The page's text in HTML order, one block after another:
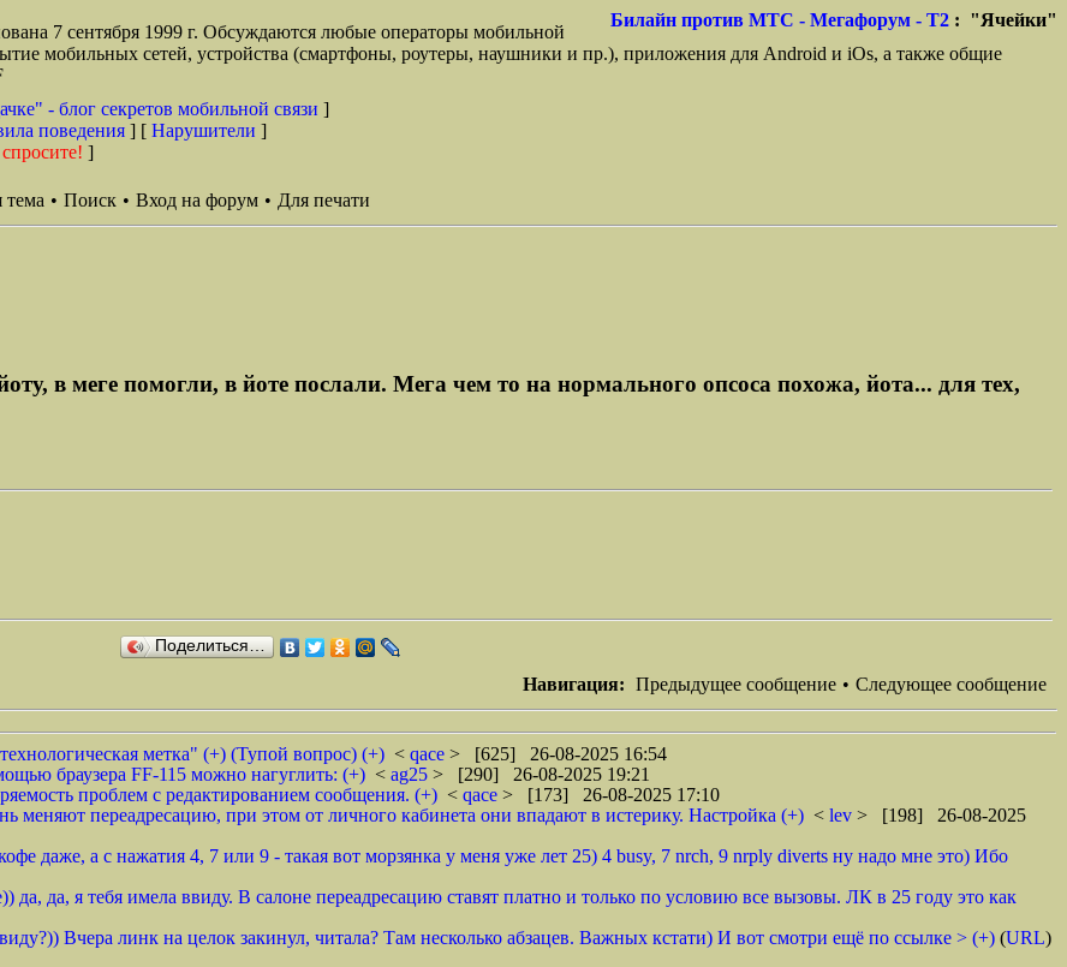
Билайн против МТС - Мегафорум - T2 : "Ячейки"
7 сентября 1999 г. Обсуждаются любые операторы мобильной
мобильных сетей, устройства (смартфоны, роутеры, наушники и пр.), приложения для Android и iOs, а также общие
- блог секретов мобильной связи ]
поведения ] [ Нарушители ]
]
тема • Поиск • Вход на форум • Для печати
в меге помогли, в йоте послали. Мега чем то на нормального опсоса похожа, йота... для тех,
Поделиться…
Навигация: Предыдущее сообщение • Следующее сообщение
метка" (+) (Тупой вопрос) (+) < qace > [625] 26-08-2025 16:54
браузера FF-115 можно нагуглить: (+) < ag25 > [290] 26-08-2025 19:21
проблем с редактированием сообщения. (+) < qace > [173] 26-08-2025 17:10
меняют переадресацию, при этом от личного кабинета они впадают в истерику. Настройка (+) < lev > [198] 26-08-2025
даже, а с нажатия 4, 7 или 9 - такая вот морзянка у меня уже лет 25) 4 busy, 7 nrch, 9 nrply diverts ну надо мне это) Ибо
да, я тебя имела ввиду. В салоне переадресацию ставят платно и только по условию все вызовы. ЛК в 25 году это как
Вчера линк на целок закинул, читала? Там несколько абзацев. Важных кстати) И вот смотри ещё по ссылке > (+) (URL)